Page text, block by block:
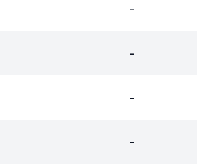
-
-
-
-